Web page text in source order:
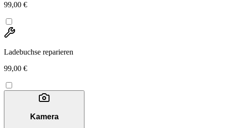
99,00 €
Ladebuchse reparieren
99,00 €
Kamera